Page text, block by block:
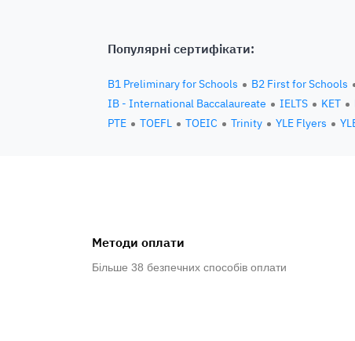
Популярні сертифікати:
B1 Preliminary for Schools B2 First for Schools
IB - International Baccalaureate
IELTS KET
PTE
TOEFL TOEIC Trinity YLE Flyers
Методи оплати
Більше 38 безпечних способів оплати